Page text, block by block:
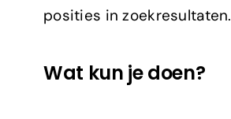
posities in zoekresultaten.
Wat kun je doen?